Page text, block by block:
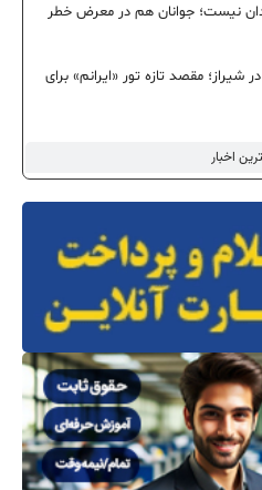
اخبار
نیست؛ جوانان هم در معرض خطر
شیراز؛ مقصد تازه تور «ایرانم» برای